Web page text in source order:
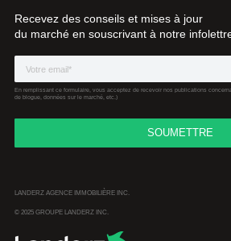
Recevez des conseils et mises à jour
du marché en souscrivant à notre
En remplissant ce formulaire, vous acceptez de recevoir nos publications
de blogue, données sur le marché, etc.)
LANDERZ AGENCE IMMOBILIÈRE INC.
© 2025 GROUPE LANDERZ INC.